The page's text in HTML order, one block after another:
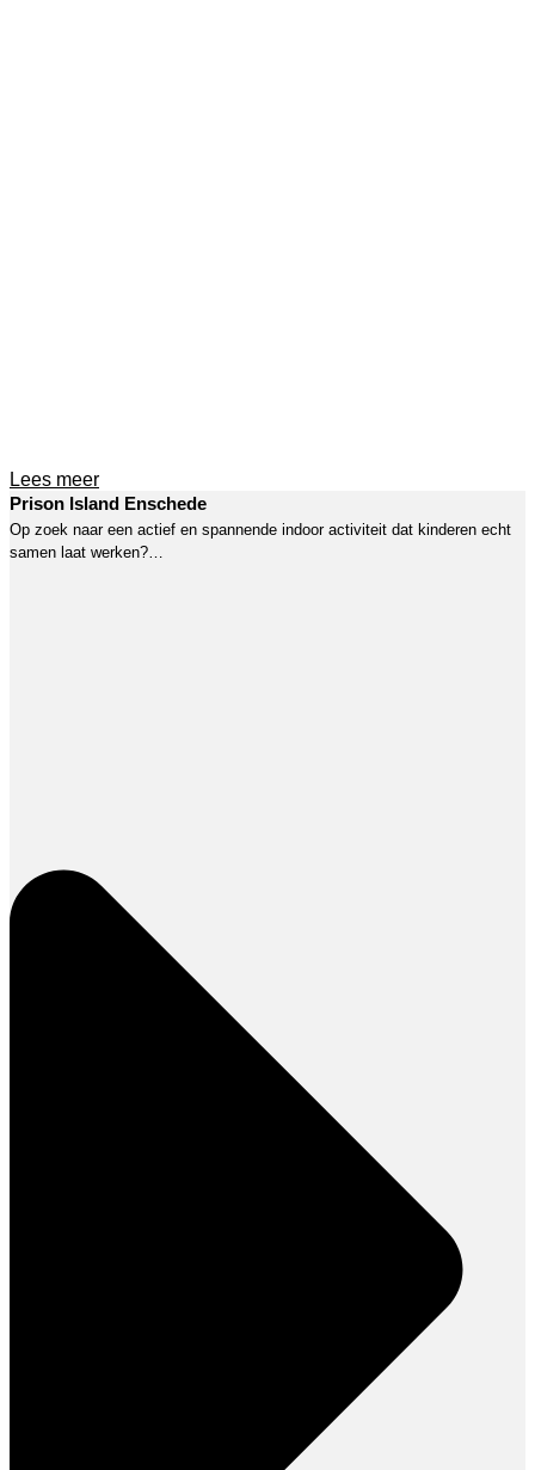
Lees meer
Prison Island Enschede
Op zoek naar een actief en spannende indoor activiteit dat kinderen echt
samen laat werken?…